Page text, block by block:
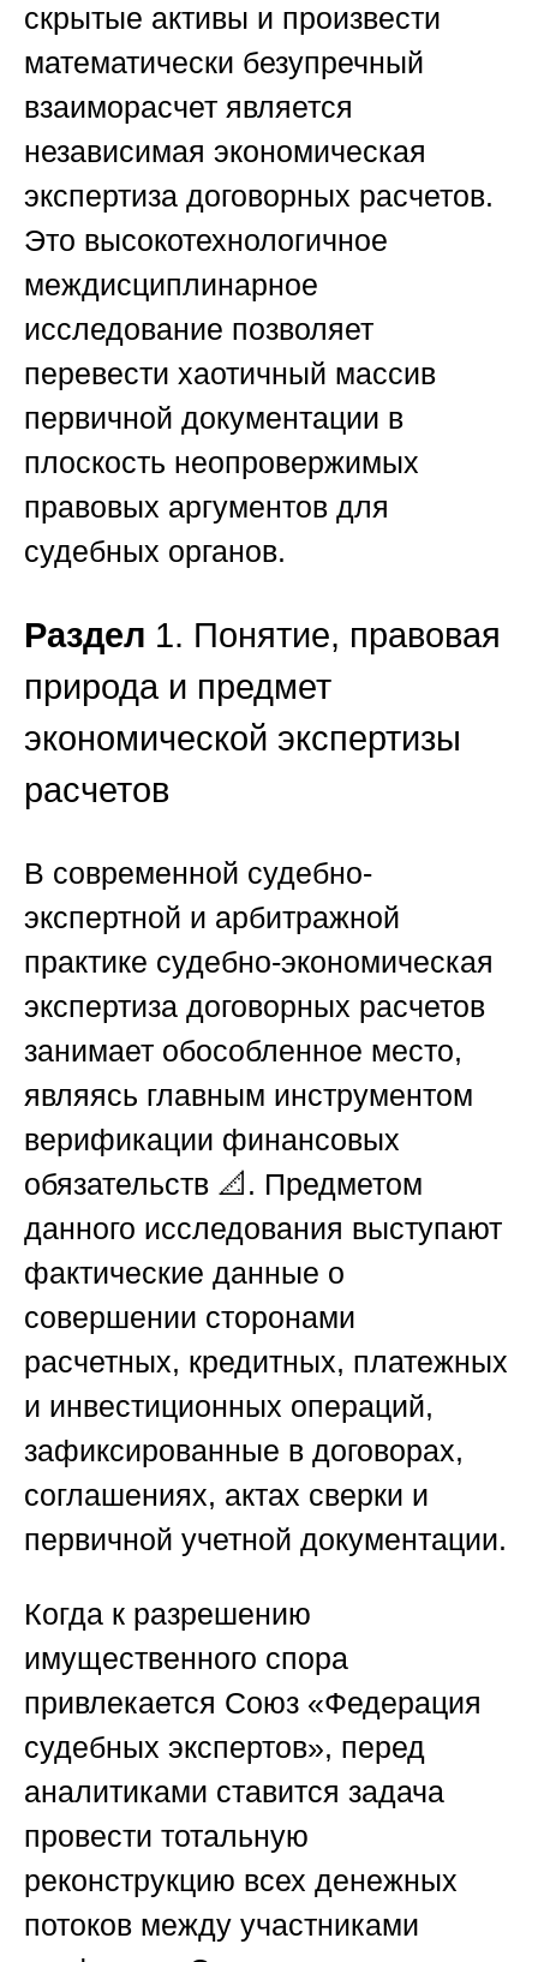
скрытые активы и произвести
математически безупречный
взаиморасчет является
независимая экономическая
экспертиза договорных расчетов.
Это высокотехнологичное
междисциплинарное
исследование позволяет
перевести хаотичный массив
первичной документации в
плоскость неопровержимых
правовых аргументов для
судебных органов.
Раздел 1. Понятие, правовая
природа и предмет
экономической экспертизы
расчетов
В современной судебно-
экспертной и арбитражной
практике судебно-экономическая
экспертиза договорных расчетов
занимает обособленное место,
являясь главным инструментом
верификации финансовых
обязательств 📐. Предметом
данного исследования выступают
фактические данные о
совершении сторонами
расчетных, кредитных, платежных
и инвестиционных операций,
зафиксированные в договорах,
соглашениях, актах сверки и
первичной учетной документации.
Когда к разрешению
имущественного спора
привлекается Союз «Федерация
судебных экспертов», перед
аналитиками ставится задача
провести тотальную
реконструкцию всех денежных
потоков между участниками